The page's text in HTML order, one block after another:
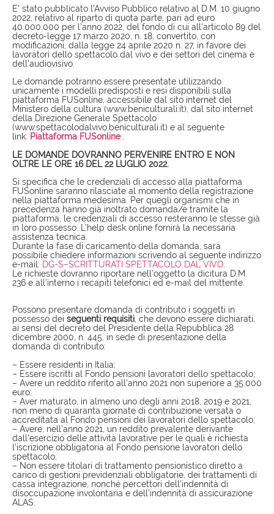
E’ stato pubblicato l’Avviso Pubblico relativo al D.M. 10 giugno
2022, relativo al riparto di quota parte, pari ad euro
40.000.000 per l’anno 2022, del fondo di cui all’articolo 89 del
decreto-legge 17 marzo 2020, n. 18, convertito, con
modificazioni, dalla legge 24 aprile 2020 n. 27, in favore dei
lavoratori dello spettacolo dal vivo e dei settori del cinema e
dell’audiovisivo.
Le domande potranno essere presentate utilizzando
unicamente i modelli predisposti e resi disponibili sulla
piattaforma FUSonline, accessibile dal sito internet del
Ministero della cultura (www.beniculturali.it), dal sito internet
della Direzione Generale Spettacolo
(www.spettacolodalvivo.beniculturali.it) e al seguente
link: Piattaforma FUSonline.
LE DOMANDE DOVRANNO PERVENIRE ENTRO E NON
OLTRE LE ORE 16 DEL 22 LUGLIO 2022.
Si specifica che le credenziali di accesso alla piattaforma
FUSonline saranno rilasciate al momento della registrazione
nella piattaforma medesima. Per quegli organismi che in
precedenza hanno già inoltrato domanda/e tramite la
piattaforma, le credenziali di accesso resteranno le stesse già
in loro possesso. L’help desk online fornirà la necessaria
assistenza tecnica.
Durante la fase di caricamento della domanda, sarà
possibile chiedere informazioni scrivendo al seguente indirizzo
e-mail: DG-S–SCRITTURATI SPETTACOLO DAL VIVO
Le richieste dovranno riportare nell’oggetto la dicitura D.M.
236 e all’interno i recapiti telefonici ed e-mail del mittente.
Possono presentare domanda di contributo i soggetti in
possesso dei seguenti requisiti , che devono essere dichiarati,
ai sensi del decreto del Presidente della Repubblica 28
dicembre 2000, n. 445, in sede di presentazione della
domanda di contributo:
– Essere residenti in Italia;
– Essere iscritti al Fondo pensioni lavoratori dello spettacolo;
– Avere un reddito riferito all’anno 2021 non superiore a 35.000
euro;
– Aver maturato, in almeno uno degli anni 2018, 2019 e 2021,
non meno di quaranta giornate di contribuzione versata o
accreditata al Fondo pensioni dei lavoratori dello spettacolo;
– Avere, nell’anno 2021, un reddito prevalente derivante
dall’esercizio delle attività lavorative per le quali è richiesta
l’iscrizione obbligatoria al Fondo pensione lavoratori dello
spettacolo;
– Non essere titolari di trattamento pensionistico diretto a
carico di gestioni previdenziali obbligatorie, dei trattamenti di
cassa integrazione, nonché percettori dell’indennità di
disoccupazione involontaria e dell’indennità di assicurazione
ALAS.